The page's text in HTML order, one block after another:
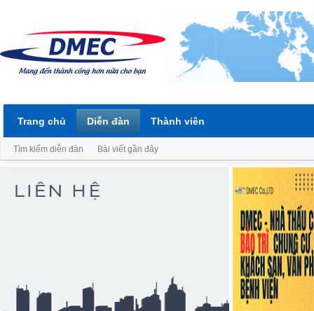
Trang chủ Diễn đàn
Tìm kiếm diễn đàn Bài viết gần đây
Thành viên